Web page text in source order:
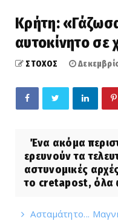
Κρήτη:
αυτοκίνητο σε
ΣΤΟΧΟΣ
Ένα ακόμα
ερευνούν τα
αστυνομικές
το cretapost, όλα
Ασταμάτητο...